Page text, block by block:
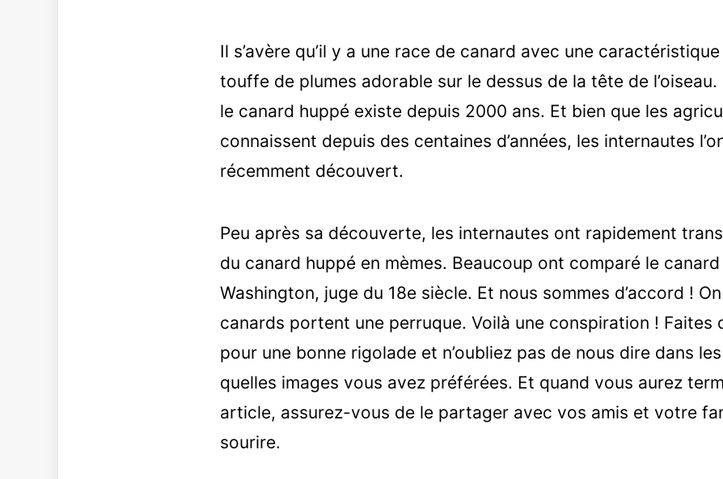
Il s’avère qu’il y a une race de canard avec une
touffe de plumes adorable sur le dessus de la tête de
le canard huppé existe depuis 2000 ans. Et bien que les
connaissent depuis des centaines d’années, les internautes
récemment découvert.
Peu après sa découverte, les internautes ont rapidement
du canard huppé en mèmes. Beaucoup ont comparé le
Washington, juge du 18e siècle. Et nous sommes d’accord !
canards portent une perruque. Voilà une conspiration ! Faites
pour une bonne rigolade et n’oubliez pas de nous dire dans
quelles images vous avez préférées. Et quand vous aurez
article, assurez-vous de le partager avec vos amis et votre
sourire.